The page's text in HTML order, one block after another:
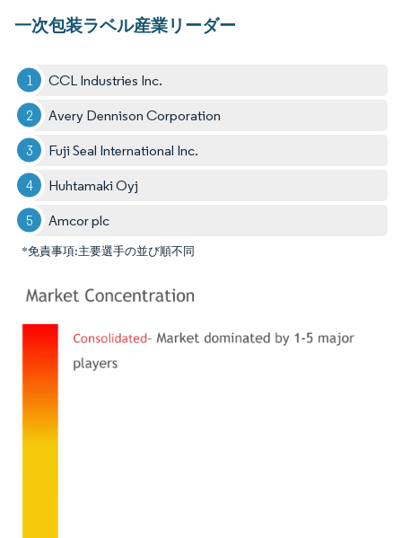
一次包装ラベル産業リーダー
CCL Industries Inc.
Avery Dennison Corporation
Fuji Seal International Inc.
Huhtamaki Oyj
Amcor plc
*免責事項:主要選手の並び順不同